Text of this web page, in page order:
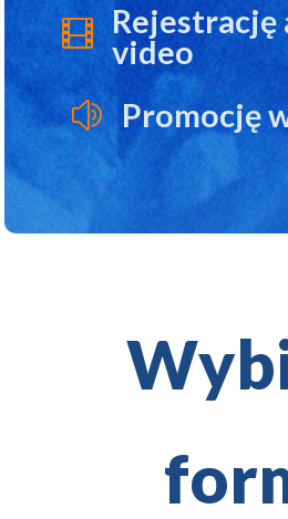

Rejestrację
video
z Promocję